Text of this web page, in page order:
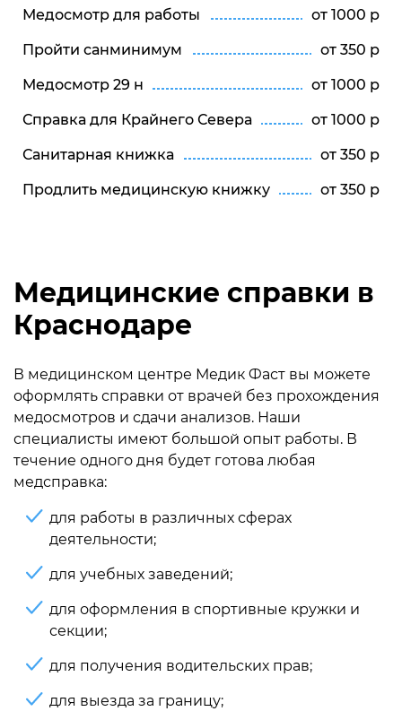
Медосмотр для работы от 1000 р
Пройти санминимум от 350 р
Медосмотр 29 н от 1000 р
Справка для Крайнего Севера от 1000 р
Санитарная книжка от 350 р
Продлить медицинскую книжку от 350 р
Медицинские справки в
Краснодаре
В медицинском центре Медик Фаст вы можете
оформлять справки от врачей без прохождения
медосмотров и сдачи анализов. Наши
специалисты имеют большой опыт работы. В
течение одного дня будет готова любая
медсправка:
для работы в различных сферах
деятельности;
для учебных заведений;
для оформления в спортивные кружки и
секции;
для получения водительских прав;
для выезда за границу;